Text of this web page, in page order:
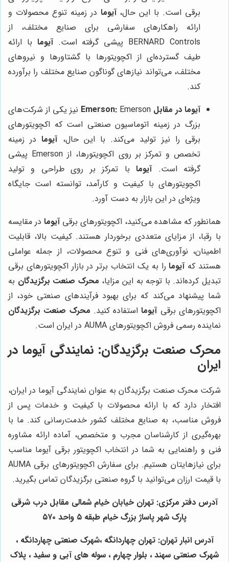
برقی است. با این حال،آیوما در زمینه تنوع محصولات و
ارائه راهکارهای سفارشی برای صنایع مختلف، از
BERNARD Controls پیشی گرفته است.
آیوما با ارائه
طیف گسترده‌ای از اکچویتورها با گشتاورها و نیروهای
مختلف، می‌تواند نیازهای گوناگون صنایع مختلف را برآورده
کند.
آیوما در مقابل Emerson:
Emerson نیز یکی از شرکت‌های
بزرگ در زمینه اتوماسیون صنعتی است که اکچویتورهای
برقی را نیز تولید می‌کند. با این حال،آیومادر زمینه
تخصص و تمرکز بر روی اکچویتورها، از Emerson پیشی
گرفته است.آیومابا تمرکز بر روی طراحی و تولید
اکچویتورهای با کیفیت و کارآمد، توانسته است جایگاه
ویژه‌ای در این بازار به دست آورد.
همانطور که مشاهده می‌کنید، اکچویتورهای برقیآیوما در مقایسه
با رقبا، از مزایای متعددی برخوردار هستند. کیفیت بالا، قابلیت
اطمینان، نوآوری‌های فنی و تنوع محصولات، از جمله عواملی
هستند کهآیومارا به یک انتخاب برتر در بازار اکچویتورهای برقی
تبدیل کرده‌اند. با توجه به این مزایا، محرک صنعت برگزیدگان به
شما پیشنهاد می‌کند که برای بهبود فرآیندهای صنعتی خود، از
اکچویتورهای برقیآیومااستفاده کنید. محرک صنعت برگزیدگان
نماینده رسمی فروش اکچویتورهای AUMA در ایران است.
محرک صنعت برگزیدگان: نمایندگی آیوما در
ایران
شرکت محرک صنعت برگزیدگان به عنوان نمایندگی آیوما در ایران،
افتخار دارد که با ارائه محصولات با کیفیت و خدمات پس از
فروش مناسب، به صنایع مختلف کشور خدمت‌رسانی کند. ما با
بهره‌گیری از کارشناسان مجرب و متخصص، آماده ارائه مشاوره
فنی و راهنمایی به شما در انتخاب اکچویتور برقی آیوما مناسب
برای نیازهایتان هستیم. برای سفارش اکچویتورهای برقی AUMA
با قیمت ارزان می‌توانید با گروه صنعتی برگزیدگان تماس بگیرید.
آدرس دفتر مرکزی: تهران خیابان خیام شمالی مقابل درب شرقی
پارک شهر پاساژ بزرگ خیام طبقه ۵ واحد ۵۷۰
آدرس انبار تهران: تهران چهاردانگه ،شهرک صنعتی چهاردانگه ،
شهرک صنعتی سهند ، بلوار چهارم ، سوله های آبی و سفید ، پلاک